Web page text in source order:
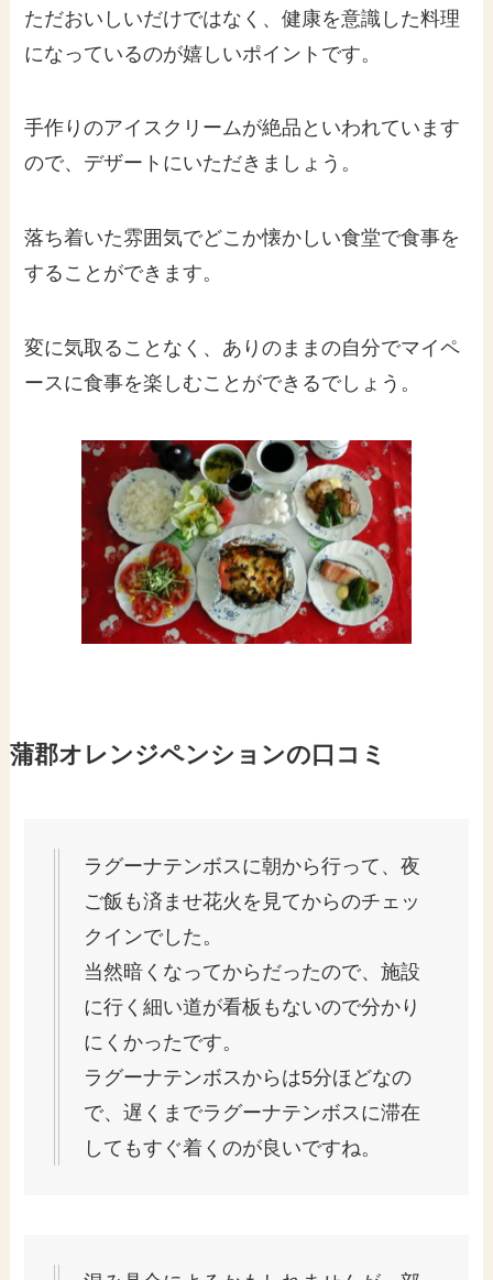
ただおいしいだけではなく、健康を意識した料理
になっているのが嬉しいポイントです。
手作りのアイスクリームが絶品といわれています
ので、デザートにいただきましょう。
落ち着いた雰囲気でどこか懐かしい食堂で食事を
することができます。
変に気取ることなく、ありのままの自分でマイペ
ースに食事を楽しむことができるでしょう。
蒲郡オレンジペンションの口コミ
ラグーナテンボスに朝から行って、夜
ご飯も済ませ花火を見てからのチェッ
クインでした。
当然暗くなってからだったので、施設
に行く細い道が看板もないので分かり
にくかったです。
ラグーナテンボスからは5分ほどなの
で、遅くまでラグーナテンボスに滞在
してもすぐ着くのが良いですね。